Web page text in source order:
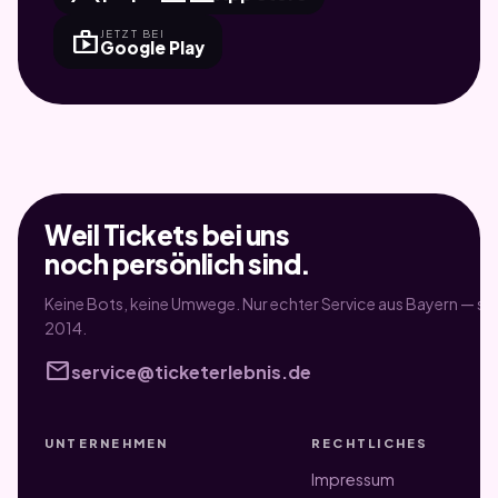
shop JETZT BEI
Google Play
Weil Tickets bei uns
noch persönlich sind.
Keine Bots, keine Umwege. Nur echter Service aus Bayern —
2014.
mailservice@ticketerlebnis.de
UNTERNEHMEN RECHTLICHES
Impressum